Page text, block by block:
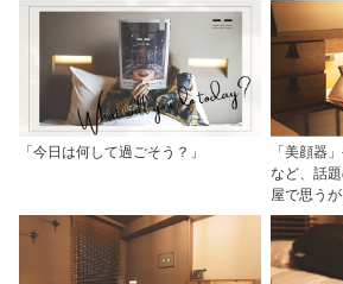
「今日は何して過ごそう？」
「美顔器
など、話
屋で思う